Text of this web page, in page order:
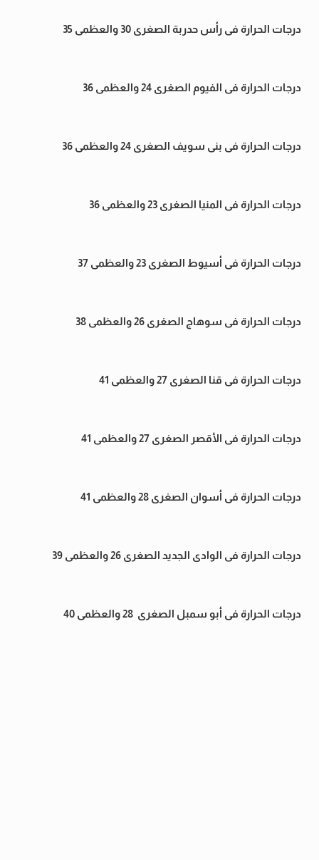
درجات الحرارة فى رأس حدربة الصغرى 30 والعظمى 35
درجات الحرارة فى الفيوم الصغرى 24 والعظمى 36
درجات الحرارة فى بنى سويف الصغرى 24 والعظمى 36
درجات الحرارة فى المنيا الصغرى 23 والعظمى 36
درجات الحرارة فى أسيوط الصغرى 23 والعظمى 37
درجات الحرارة فى سوهاج الصغرى 26 والعظمى 38
درجات الحرارة فى قنا الصغرى 27 والعظمى 41
درجات الحرارة فى الأقصر الصغرى 27 والعظمى 41
درجات الحرارة فى أسوان الصغرى 28 والعظمى 41
درجات الحرارة فى الوادى الجديد الصغرى 26 والعظمى 39
درجات الحرارة فى أبو سمبل الصغرى 28 والعظمى 40